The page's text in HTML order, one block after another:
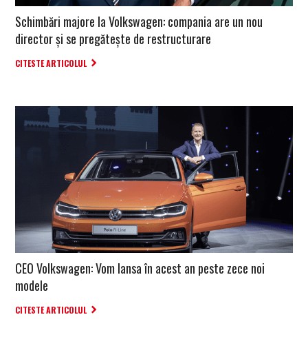
Schimbări majore la Volkswagen: compania are un nou
director şi se pregăteşte de restructurare
CITESTE ARTICOLUL
CEO Volkswagen: Vom lansa în acest an peste zece noi
modele
CITESTE ARTICOLUL